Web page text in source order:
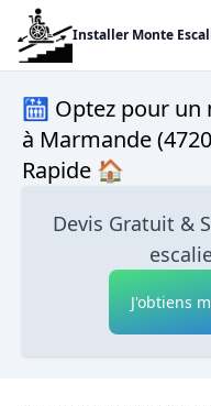
Installer Monte
🛗 Optez pour un
à Marmande
Rapide 🏠
Devis Gratuit &
J'obtiens